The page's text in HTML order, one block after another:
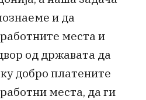
и да
места и
од државата да
добро платените
места, да ги